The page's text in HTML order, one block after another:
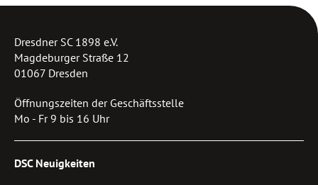
Dresdner SC 1898 e.V.
Magdeburger Straße 12
01067 Dresden
Öffnungszeiten der Geschäftsstelle
Mo - Fr 9 bis 16 Uhr
DSC Neuigkeiten